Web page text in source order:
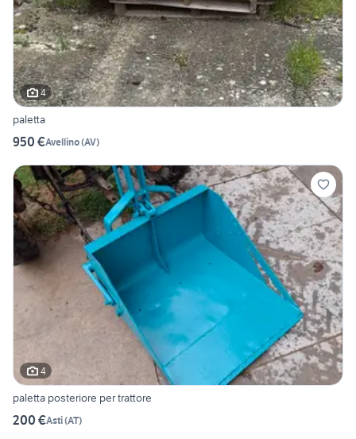
4
paletta
950 €Avellino(AV)
4
paletta posteriore per trattore
200 €Asti(AT)